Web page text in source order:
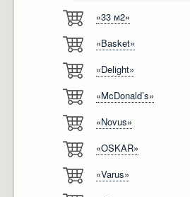
Ліцензії, сертифікати, дипломи
Автоматизація
Модернізація
«33 м2»
«Basket»
«Delight»
«McDonald’s»
«Novus»
«OSKAR»
«Varus»